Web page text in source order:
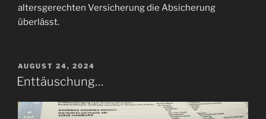
altersgerechten Versicherung die Absicherung
überlässt.
VERÖFFENTLICHT
AM
AUGUST 24, 2024
Enttäuschung…